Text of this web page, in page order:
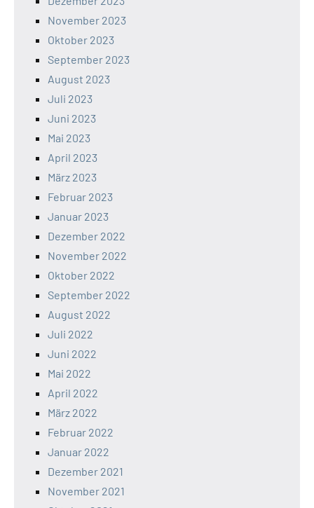
November 2023
Oktober 2023
September 2023
August 2023
Juli 2023
Juni 2023
Mai 2023
April 2023
März 2023
Februar 2023
Januar 2023
Dezember 2022
November 2022
Oktober 2022
September 2022
August 2022
Juli 2022
Juni 2022
Mai 2022
April 2022
März 2022
Februar 2022
Januar 2022
Dezember 2021
November 2021